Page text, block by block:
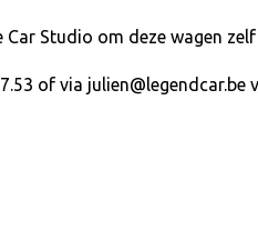
Studio om deze wagen
of via julien@legendcar.be